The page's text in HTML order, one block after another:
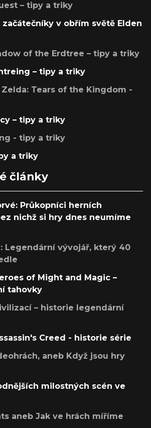
– tipy a triky
v obřím světě Elden
of the Erdtree – tipy a triky
– tipy a triky
Tears of the Kingdom -
– tipy a triky
- tipy a triky
a triky
články
Průkopníci herních
nichž si hry dnes neumíme
Legendární vývojář, který 40
of Might and Magic –
tahovky
– historie legendární
Creed - historie série
aneb Když jsou hry
milostných scén ve
aneb Jak ve hrách míříme